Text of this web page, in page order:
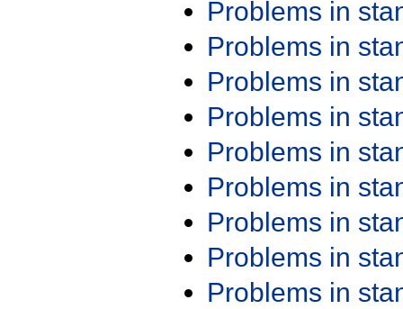
Problems in
Problems in
Problems in
Problems in
Problems in
Problems in
Problems in
Problems in
Problems in